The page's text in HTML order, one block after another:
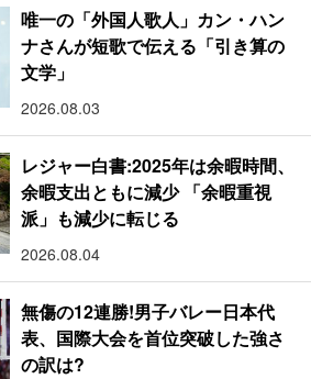
唯一の「外国人歌人」カン・ハン
ナさんが短歌で伝える「引き算の
文学」
2026.08.03
レジャー白書:2025年は余暇時間、
余暇支出ともに減少 「余暇重視
派」も減少に転じる
2026.08.04
無傷の12連勝!男子バレー日本代
表、国際大会を首位突破した強さ
の訳は?